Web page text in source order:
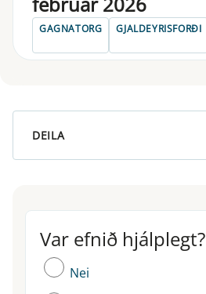
GAGNATORG GJALDEYRISFORÐI
DEILA
Var efnið hjálplegt?
Var efnið hjálplegt?
Nei